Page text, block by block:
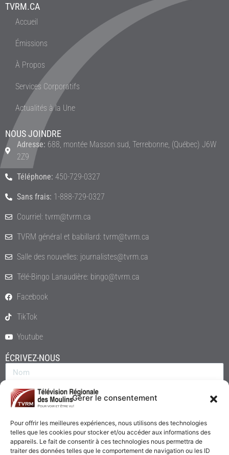
Gérer le consentement
Pour offrir les meilleures expériences, nous utilisons des technologies
telles que les cookies pour stocker et/ou accéder aux informations des
appareils. Le fait de consentir à ces technologies nous permettra de
traiter des données telles que le comportement de navigation ou les ID
TVRM.CA
Accueil
Émissions
À Propos
Services Corporatifs
Actualités à la Une
NOUS JOINDRE
Adresse: 688, montée Masson sud, Terrebonne, (Québec) J6W
2Z9
Téléphone: 450-729-0327
Sans frais: 1-888-729-0327
Courriel: tvrm@tvrm.ca
TVRM général et babillard: tvrm@tvrm.ca
Salle des nouvelles: journalistes@tvrm.ca
Télé-Bingo Lanaudière: bingo@tvrm.ca
Facebook
TikTok
Youtube
ÉCRIVEZ-NOUS